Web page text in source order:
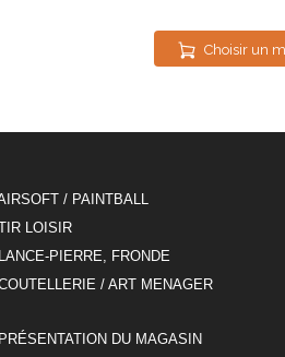
Choisir un
/ PAINTBALL
LOISIR
LANCE-PIERRE, FRONDE
/ ART MENAGER
PRÉSENTATION DU MAGASIN